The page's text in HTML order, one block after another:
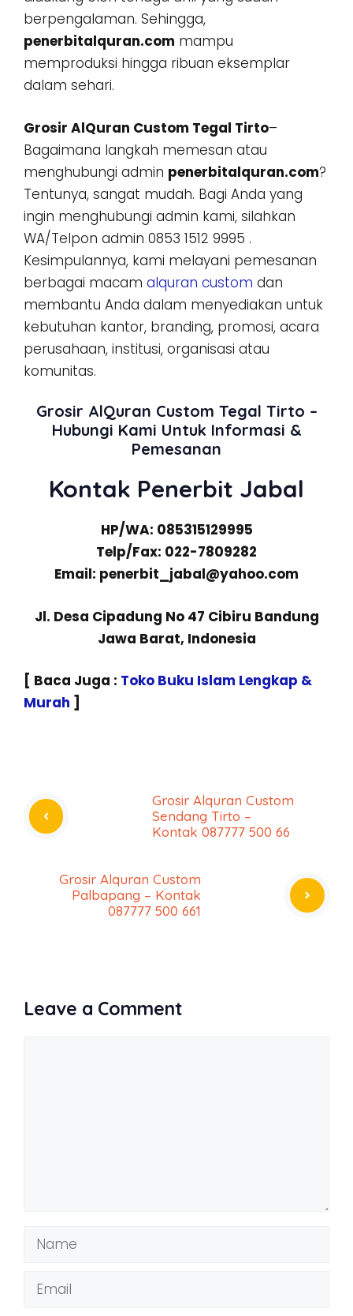
berpengalaman. Sehingga,
penerbitalquran.com mampu
memproduksi hingga ribuan eksemplar
dalam sehari.
Grosir AlQuran Custom Tegal Tirto–
Bagaimana langkah memesan atau
menghubungi admin penerbitalquran.com?
Tentunya, sangat mudah. Bagi Anda yang
ingin menghubungi admin kami, silahkan
WA/Telpon admin 0853 1512 9995 .
Kesimpulannya, kami melayani pemesanan
berbagai macam alquran custom dan
membantu Anda dalam menyediakan untuk
kebutuhan kantor, branding, promosi, acara
perusahaan, institusi, organisasi atau
komunitas.
Grosir AlQuran Custom Tegal Tirto –
Hubungi Kami Untuk Informasi &
Pemesanan
Kontak Penerbit Jabal
HP/WA: 085315129995
Telp/Fax: 022-7809282
Email: penerbit_jabal@yahoo.com
Jl. Desa Cipadung No 47 Cibiru Bandung
Jawa Barat, Indonesia
[ Baca Juga : Toko Buku Islam Lengkap &
Murah ]
Grosir Alquran Custom
Sendang Tirto –
Kontak 087777 500 66
Grosir Alquran Custom
Palbapang – Kontak
087777 500 661
Leave a Comment
Name
Email